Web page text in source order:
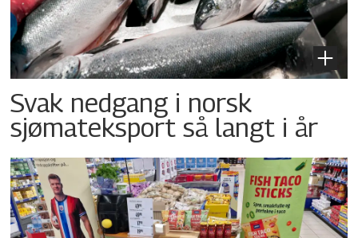
Svak nedgang i norsk
sjømateksport så langt i år